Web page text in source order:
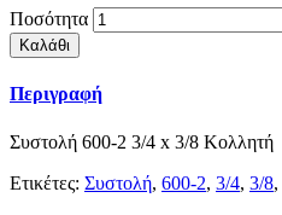
Ποσότητα
Καλάθι
Περιγραφή
Συστολή 600-2 3/4 x 3/8 Κολλητή
Ετικέτες: Συστολή, 600-2, 3/4, 3/8,